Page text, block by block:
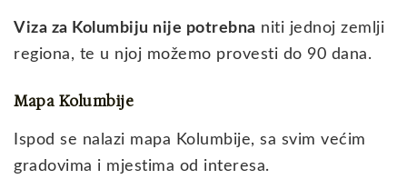
Viza za Kolumbiju nije potrebna niti jednoj zemlji
regiona, te u njoj možemo provesti do 90 dana.
Mapa Kolumbije
Ispod se nalazi mapa Kolumbije, sa svim većim
gradovima i mjestima od interesa.